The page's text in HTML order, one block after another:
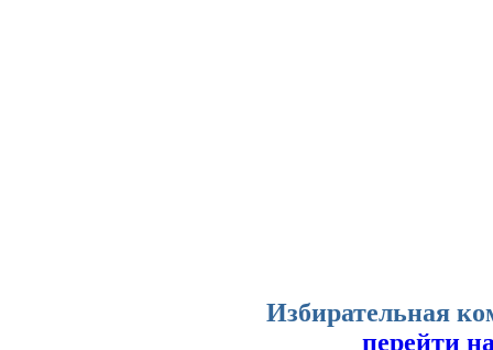
Избирательная
перейти